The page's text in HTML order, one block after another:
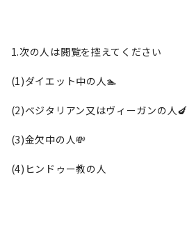
1.次の人は閲覧を控えてください
(1)ダイエット中の人🏊
(2)ベジタリアン又はヴィーガンの人🍆
(3)金欠中の人💸
(4)ヒンドゥー教の人